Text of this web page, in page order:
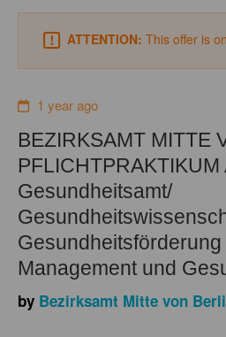
ATTENTION: This offer is
1 year ago
BEZIRKSAMT MITTE
PFLICHTPRAKTIKUM
Gesundheitsamt/
Gesundheitsförderung
Management und
by Bezirksamt Mitte von